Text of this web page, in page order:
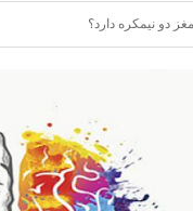
دو نیمکره دارد؟